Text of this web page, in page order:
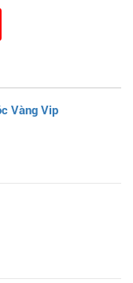
Vàng Vip